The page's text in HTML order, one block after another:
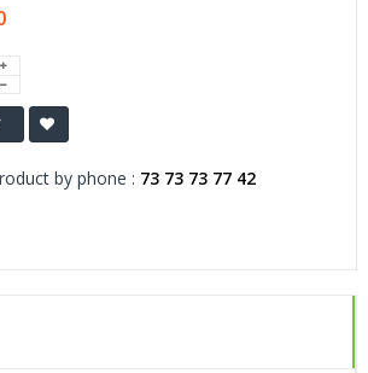
by phone : 73 73 73 77 42